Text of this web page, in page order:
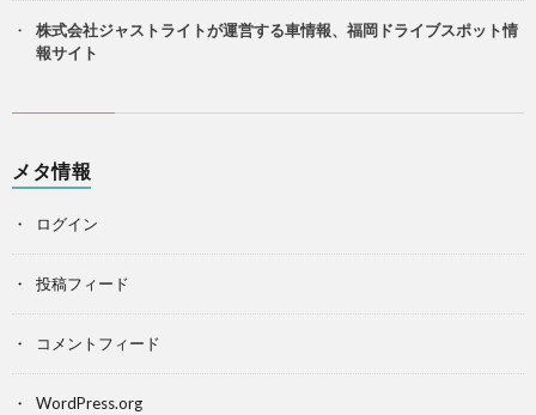
株式会社ジャストライトが運営する車情報、福岡ドライブスポット情
報サイト
メタ情報
ログイン
投稿フィード
コメントフィード
WordPress.org